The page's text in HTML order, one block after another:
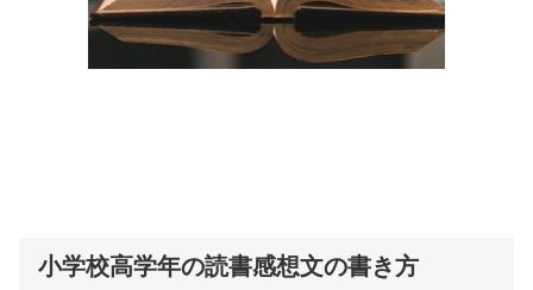
小学校高学年の読書感想文の書き方